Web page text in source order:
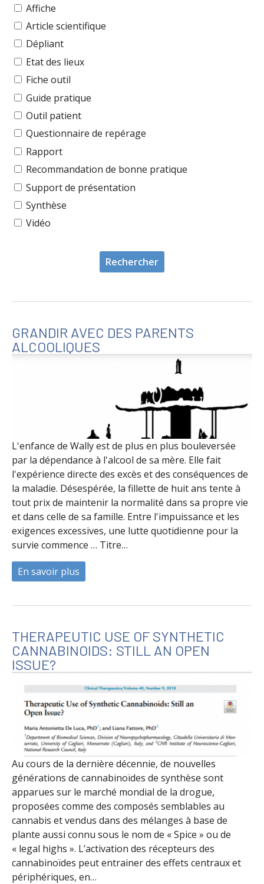
Affiche
Article scientifique
Dépliant
Etat des lieux
Fiche outil
Guide pratique
Outil patient
Questionnaire de repérage
Rapport
Recommandation de bonne pratique
Support de présentation
Synthèse
Vidéo
GRANDIR AVEC DES PARENTS
ALCOOLIQUES
L'enfance de Wally est de plus en plus bouleversée
par la dépendance à l'alcool de sa mère. Elle fait
l'expérience directe des excès et des conséquences de
la maladie. Désespérée, la fillette de huit ans tente à
tout prix de maintenir la normalité dans sa propre vie
et dans celle de sa famille. Entre l'impuissance et les
exigences excessives, une lutte quotidienne pour la
survie commence … Titre…
En savoir plus
THERAPEUTIC USE OF SYNTHETIC
CANNABINOIDS: STILL AN OPEN
ISSUE?
Au cours de la dernière décennie, de nouvelles
générations de cannabinoïdes de synthèse sont
apparues sur le marché mondial de la drogue,
proposées comme des composés semblables au
cannabis et vendus dans des mélanges à base de
plante aussi connu sous le nom de « Spice » ou de
« legal highs ». L’activation des récepteurs des
cannabinoïdes peut entrainer des effets centraux et
périphériques, en…